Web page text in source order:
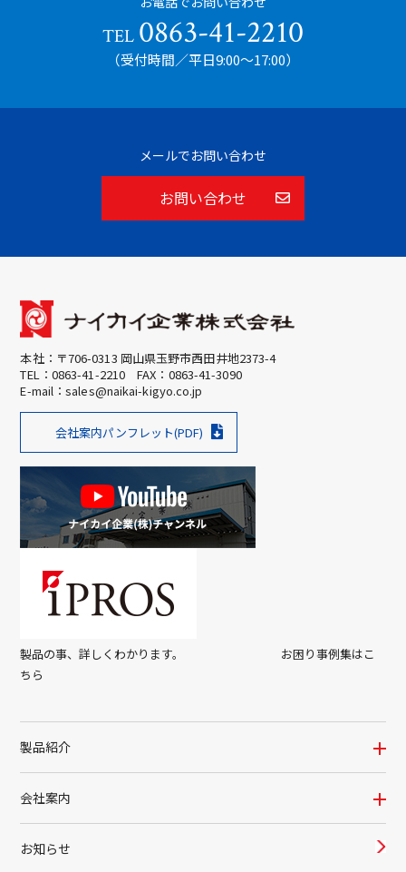
TEL 0863-41-2210
（受付時間／平日9:00〜17:00）
メールでお問い合わせ
お問い合わせ
本社：〒706-0313 岡山県玉野市西田井地2373-4
TEL： 0863-41-2210 FAX：0863-41-3090
E-mail：sales@naikai-kigyo.co.jp
会社案内パンフレット(PDF)
製品の事、詳しくわかります。 お困り事例集はこ
ちら
製品紹介
会社案内
お知らせ